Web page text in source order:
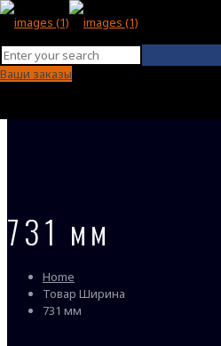
Ваши заказы
731 мм
Home
Товар Ширина
731 мм